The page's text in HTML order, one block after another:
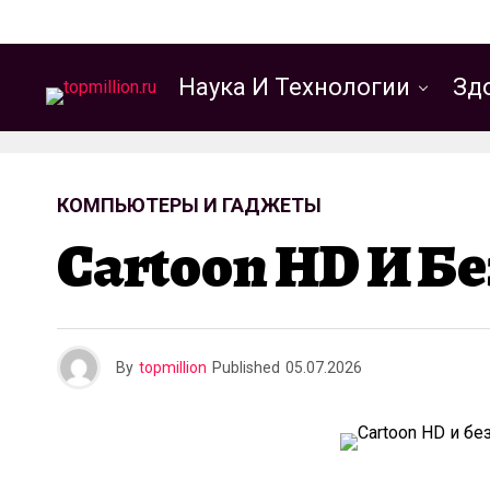
Наука И Технологии
КОМПЬЮТЕРЫ И ГАДЖЕТЫ
Cartoon HD И
By topmillion Published 05.07.2026